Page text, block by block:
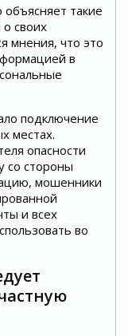
такие
своих
мнения, что это
в
подключение
местах.
опасности
со стороны
мошенники
и всех
во